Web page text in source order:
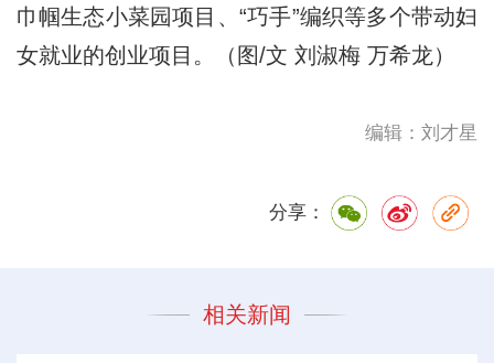
巾帼生态小菜园项目、“巧手”编织等多个带动妇
女就业的创业项目。（图/文 刘淑梅 万希龙）
编辑：刘才星
分享：
相关新闻